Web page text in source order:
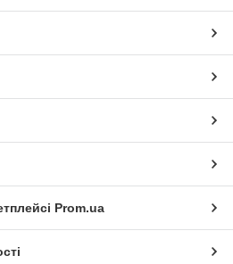
Prom.ua